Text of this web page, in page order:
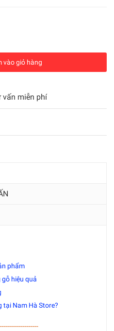
vào giỏ hàng
miễn phí
phẩm
hiệu quả
tại Nam Hà Store?